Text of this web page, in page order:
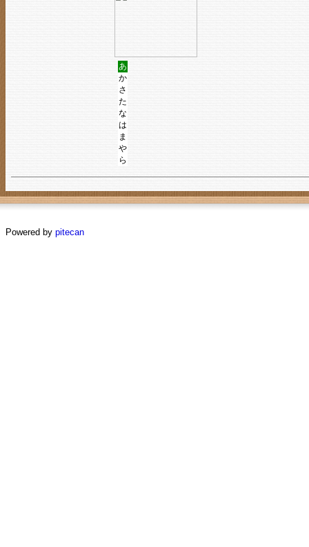
あ
か
さ
た
な
は
ま
や
ら
Powered by pitecan